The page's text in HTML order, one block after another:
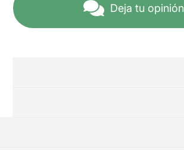
Deja tu opinión